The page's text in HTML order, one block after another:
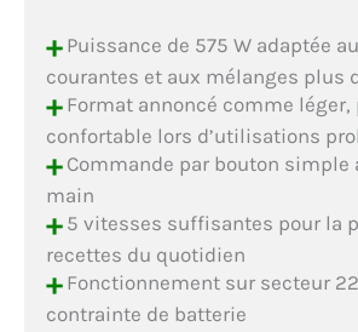
+Puissance de 575 W adaptée
courantes et aux mélanges plus
+Format annoncé comme léger,
confortable lors d’utilisations
+Commande par bouton simple
main
+5 vitesses suffisantes pour la
recettes du quotidien
+Fonctionnement sur secteur
contrainte de batterie